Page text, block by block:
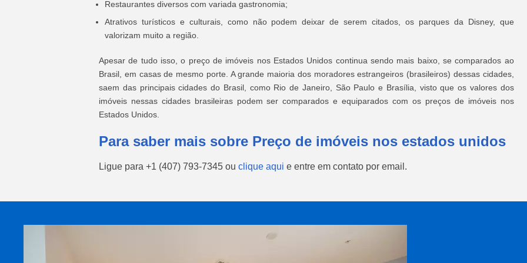
Restaurantes diversos com variada gastronomia;
Atrativos turísticos e culturais, como não podem deixar de serem citados, os parques da Disney, que
valorizam muito a região.
Apesar de tudo isso, o preço de imóveis nos Estados Unidos continua sendo mais baixo, se comparados ao
Brasil, em casas de mesmo porte. A grande maioria dos moradores estrangeiros (brasileiros) dessas cidades,
saem das principais cidades do Brasil, como Rio de Janeiro, São Paulo e Brasília, visto que os valores dos
imóveis nessas cidades brasileiras podem ser comparados e equiparados com os preços de imóveis nos
Estados Unidos.
Para saber mais sobre Preço de imóveis nos estados unidos
Ligue para +1 (407) 793-7345 ou clique aqui e entre em contato por email.